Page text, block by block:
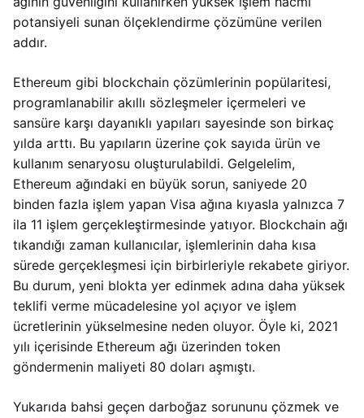
potansiyeli sunan ölçeklendirme çözümüne verilen
addır.
Ethereum gibi blockchain çözümlerinin popülaritesi,
programlanabilir akıllı sözleşmeler içermeleri ve
sansüre karşı dayanıklı yapıları sayesinde son birkaç
yılda arttı. Bu yapıların üzerine çok sayıda ürün ve
kullanım senaryosu oluşturulabildi. Gelgelelim,
Ethereum ağındaki en büyük sorun, saniyede 20
binden fazla işlem yapan Visa ağına kıyasla yalnızca 7
ila 11 işlem gerçekleştirmesinde yatıyor. Blockchain ağı
tıkandığı zaman kullanıcılar, işlemlerinin daha kısa
sürede gerçekleşmesi için birbirleriyle rekabete giriyor.
Bu durum, yeni blokta yer edinmek adına daha yüksek
teklifi verme mücadelesine yol açıyor ve işlem
ücretlerinin yükselmesine neden oluyor. Öyle ki, 2021
yılı içerisinde Ethereum ağı üzerinden token
göndermenin maliyeti 80 doları aşmıştı.
Yukarıda bahsi geçen darboğaz sorununu çözmek ve